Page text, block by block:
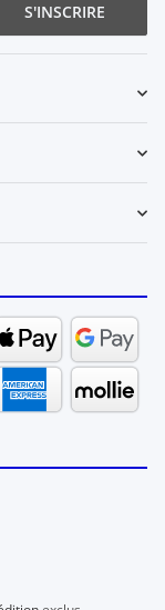
S'INSCRIRE